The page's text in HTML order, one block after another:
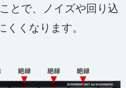
とで、ノイズや回り込
くなります。